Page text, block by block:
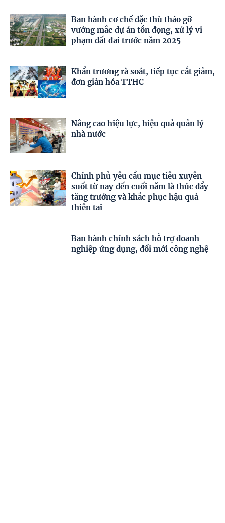
Ban hành cơ chế đặc thù tháo gỡ
vướng mắc dự án tồn đọng, xử lý vi
phạm đất đai trước năm 2025
Khẩn trương rà soát, tiếp tục cắt giảm,
đơn giản hóa TTHC
Nâng cao hiệu lực, hiệu quả quản lý
nhà nước
Chính phủ yêu cầu mục tiêu xuyên
suốt từ nay đến cuối năm là thúc đẩy
tăng trưởng và khắc phục hậu quả
thiên tai
Ban hành chính sách hỗ trợ doanh
nghiệp ứng dụng, đổi mới công nghệ